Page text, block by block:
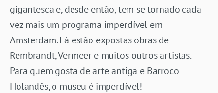
gigantesca e, desde então, tem se tornado cada
vez mais um programa imperdível em
Amsterdam. Lá estão expostas obras de
Rembrandt, Vermeer e muitos outros artistas.
Para quem gosta de arte antiga e Barroco
Holandês, o museu é imperdível!